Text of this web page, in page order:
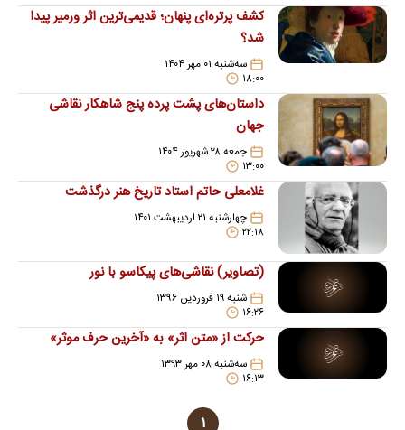
کشف پرتره‌ای پنهان؛ قدیمی‌ترین اثر ورمیر پیدا
شد؟
سه‌شنبه ۰۱ مهر ۱۴۰۴
۱۸:۰۰
داستان‌های پشت پرده پنج شاهکار نقاشی
جهان
جمعه ۲۸ شهریور ۱۴۰۴
۱۳:۰۰
غلامعلی حاتم استاد تاریخ هنر درگذشت
چهارشنبه ۲۱ اردیبهشت ۱۴۰۱
۲۲:۱۸
(تصاویر) نقاشی‌های پیکاسو با نور
شنبه ۱۹ فروردین ۱۳۹۶
۱۶:۲۶
حرکت از «متن اثر» به «آخرین حرف موثر»
سه‌شنبه ۰۸ مهر ۱۳۹۳
۱۶:۱۳
۱